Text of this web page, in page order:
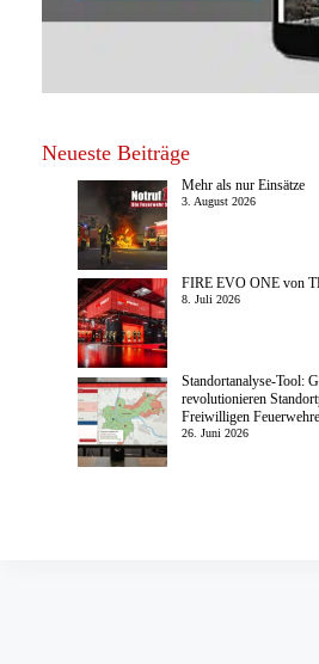
Neueste Beiträge
Mehr als nur Einsätze
3. August 2026
FIRE EVO ONE von
8. Juli 2026
Standortanalyse-Tool:
revolutionieren
Freiwilligen
26. Juni 2026